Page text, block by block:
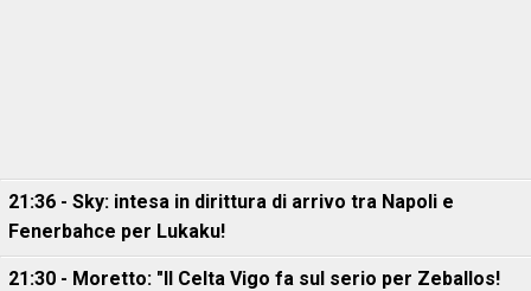
21:36 - Sky: intesa in dirittura di arrivo tra Napoli e
Fenerbahce per Lukaku!
21:30 - Moretto: "Il Celta Vigo fa sul serio per Zeballos!